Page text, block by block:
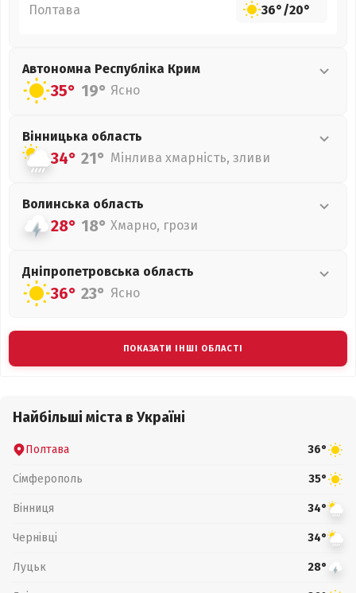
Полтава 36°/20°
Автономна Республіка Крим
35° 19° Ясно
Вінницька область
34° 21° Мінлива хмарність, зливи
Волинська область
28° 18° Хмарно, грози
Дніпропетровська область
36° 23° Ясно
ПОКАЗАТИ ІНШІ ОБЛАСТІ
Найбільші міста в Україні
Полтава 36°
Сімферополь 35°
Вінниця 34°
Чернівці 34°
Луцьк 28°